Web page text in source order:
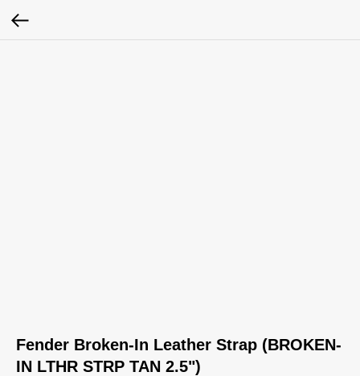
Fender Broken-In Leather Strap (BROKEN-
IN LTHR STRP TAN 2.5")